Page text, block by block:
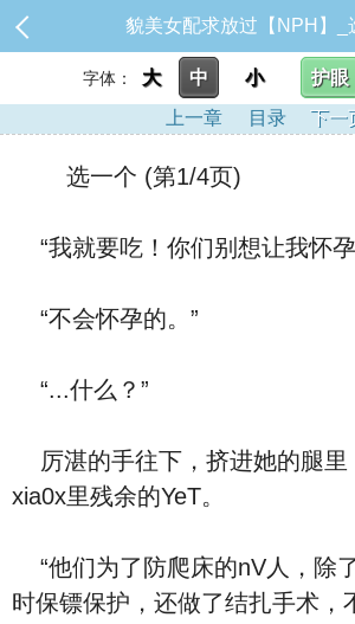
貌美女配求放过【NPH】_
字体： 大 中 小 护眼
上一章
目录 下一
选一个 (第1/4页)
“我就要吃！你们别想让我怀孕
“不会怀孕的。”
“...什么？”
厉湛的手往下，挤进她的腿里
xia0x里残余的YeT。
“他们为了防爬床的nV人，除
时保镖保护，还做了结扎手术，